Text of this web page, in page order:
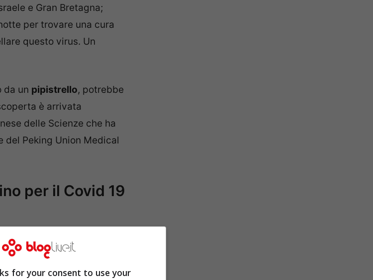
e Gran Bretagna;
per trovare una cura
questo virus. Un
da un pipistrello, potrebbe
è arrivata
delle Scienze che ha
Peking Union Medical
per il Covid 19
for your consent to use your